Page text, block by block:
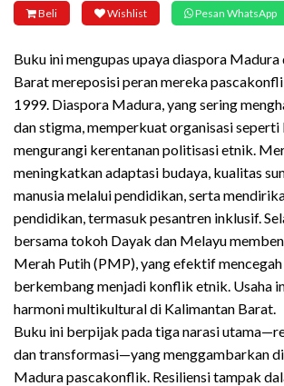
Beli Wishlist Pesan WhatsApp
Buku ini mengupas upaya diaspora
Barat mereposisi peran mereka
1999. Diaspora Madura, yang sering
dan stigma, memperkuat organisasi
mengurangi kerentanan politisasi etnik.
meningkatkan adaptasi budaya, kualitas
manusia melalui pendidikan, serta
pendidikan, termasuk pesantren inklusif.
bersama tokoh Dayak dan Melayu
Merah Putih (PMP), yang efektif
berkembang menjadi konflik etnik. Usaha
harmoni multikultural di Kalimantan Barat.
Buku ini berpijak pada tiga narasi
dan transformasi—yang menggambarkan
Madura pascakonflik. Resiliensi tampak